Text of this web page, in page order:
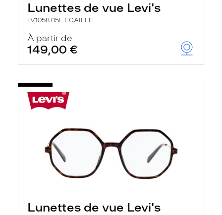
Lunettes de vue Levi's
LV1058 05L ECAILLE
À partir de
149,00 €
Lunettes de vue Levi's